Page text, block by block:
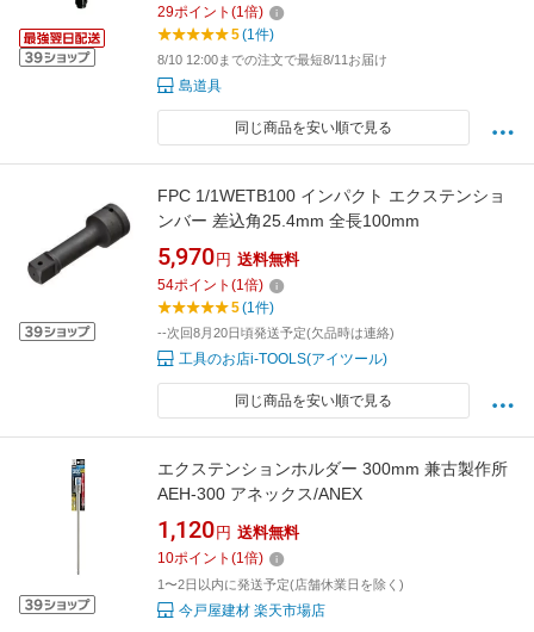
29ポイント (1倍)
5(1件)
8/10 12:00までの注文で最短8/11お届け
島道具
同じ商品を安い順で見る
FPC 1/1WETB100 インパクト エクステンショ
ンバー 差込角25.4mm 全長100mm
5,970 円 送料無料
54ポイント (1倍)
5(1件)
--次回8月20日頃発送予定(欠品時は連絡)
工具のお店i-TOOLS(アイツール)
同じ商品を安い順で見る
エクステンションホルダー 300mm 兼古製作所
AEH-300 アネックス/ANEX
1,120 円 送料無料
10ポイント (1倍)
1〜2日以内に発送予定(店舗休業日を除く)
今戸屋建材 楽天市場店